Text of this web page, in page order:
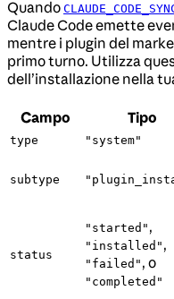
Quando
Claude Code emette
mentre i plugin del
primo turno. Utilizza
dell’installazione nella
Campo Tipo
type "system"
subtype
status
"started" ,
"installed" ,
"failed" , o
"completed"